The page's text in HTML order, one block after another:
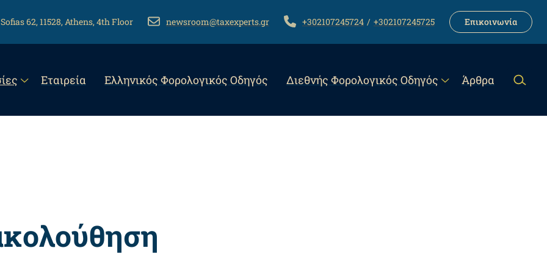
62, 11528, Athens, 4th Floor EMAILnewsroom@taxexperts.gr TELEPHONE
+302107245724 +302107245725 LINKΕπικοινωνία
Εταιρεία Eλληνικός Φορολογικός Οδηγός Διεθνής Φορολογικός Οδηγός Άρθρα